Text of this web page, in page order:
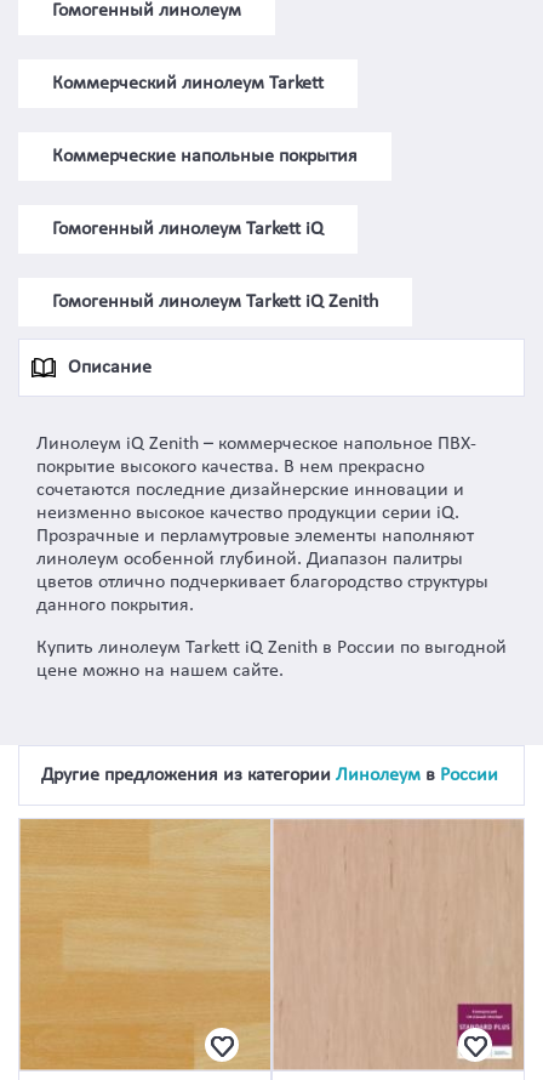
Гомогенный линолеум
Коммерческий линолеум Tarkett
Коммерческие напольные покрытия
Гомогенный линолеум Tarkett iQ
Гомогенный линолеум Tarkett iQ Zenith
Описание
Линолеум iQ Zenith – коммерческое напольное ПВХ-
покрытие высокого качества. В нем прекрасно
сочетаются последние дизайнерские инновации и
неизменно высокое качество продукции серии iQ.
Прозрачные и перламутровые элементы наполняют
линолеум особенной глубиной. Диапазон палитры
цветов отлично подчеркивает благородство структуры
данного покрытия.
Купить линолеум Tarkett iQ Zenith в России по выгодной
цене можно на нашем сайте.
Другие предложения из категории Линолеум в России